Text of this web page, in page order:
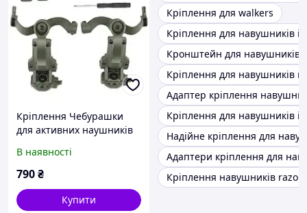
Кріплення Чебурашки
для активних наушників
& team wendy)
В наявності
790₴
Купити
Кріплення для walkers
Кріплення для навушників
Кронштейн для навушників
Кріплення для навушників
Адаптер кріплення
Кріплення для навушників
Надійне кріплення для
Адаптери кріплення для
Кріплення навушників razor